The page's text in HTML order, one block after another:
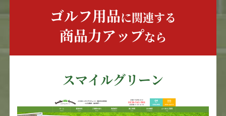
ゴルフ用品に関連する
商品力アップなら
スマイルグリーン